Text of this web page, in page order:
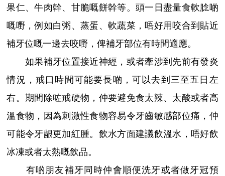
果仁、牛肉幹、甘脆嘅餅幹等。頭一日盡量食軟腍啲
嘅嘢，例如白粥、蒸蛋、軟蔬菜，唔好用咬合到貼近
補牙位嘅一邊去咬嘢，俾補牙部位有時間適應。
如果補牙位置接近神經，或者牽涉到先前有發炎
情況，戒口時間可能要長啲，可以去到三至五日左
右。期間除咗戒硬物，仲要避免食太辣、太酸或者高
溫食物，因為刺激性食物容易令牙齒敏感部位痛，仲
可能令牙龈更加紅腫。飲水方面建議飲溫水，唔好飲
冰凍或者太熱嘅飲品。
有啲朋友補牙同時仲會順便洗牙或者做牙冠預